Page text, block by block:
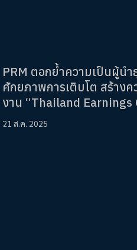
PRM ตอกย้ำความเป็นผู้นำ
ศักยภาพการเติบโต สร้าง
งาน “Thailand Earnings
21 ส.ค. 2025